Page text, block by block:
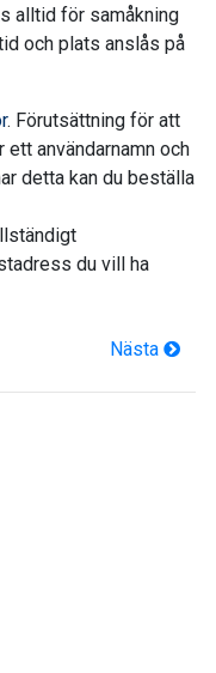
alltid för samåkning
och plats anslås på
. Förutsättning för att
ett användarnamn och
detta kan du beställa
du vill ha
Nästa